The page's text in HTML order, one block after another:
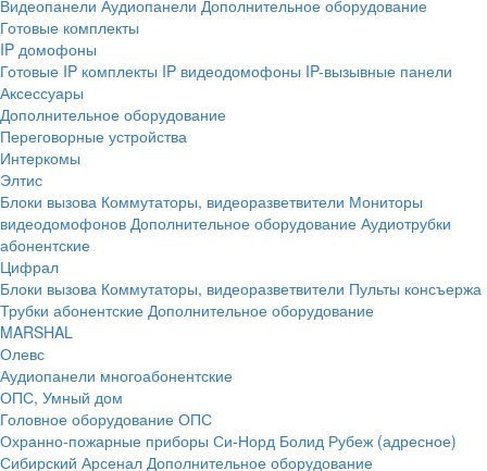
Видеопанели Аудиопанели Дополнительное оборудование
Готовые комплекты
IP домофоны
Готовые IP комплекты IP видеодомофоны IP-вызывные панели
Аксессуары
Дополнительное оборудование
Переговорные устройства
Интеркомы
Элтис
Блоки вызова Коммутаторы, видеоразветвители Мониторы
видеодомофонов Дополнительное оборудование Аудиотрубки
абонентские
Цифрал
Блоки вызова Коммутаторы, видеоразветвители Пульты консъержа
Трубки абонентские Дополнительное оборудование
MARSHAL
Олевс
Аудиопанели многоабонентские
ОПС, Умный дом
Головное оборудование ОПС
Охранно-пожарные приборы Си-Норд Болид Рубеж (адресное)
Сибирский Арсенал Дополнительное оборудование